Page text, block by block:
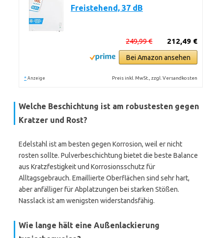
Freistehend, 37 dB
212,49 €
249,99 €
Bei Amazon ansehen
* Anzeige Preis inkl. MwSt., zzgl. Versandkosten
Welche Beschichtung ist am robustesten gegen
Kratzer und Rost?
Edelstahl ist am besten gegen Korrosion, weil er nicht
rosten sollte. Pulverbeschichtung bietet die beste Balance
aus Kratzfestigkeit und Korrosionsschutz für
Alltagsgebrauch. Emaillierte Oberflächen sind sehr hart,
aber anfälliger für Abplatzungen bei starken Stößen.
Nasslack ist am wenigsten widerstandsfähig.
Wie lange hält eine Außenlackierung